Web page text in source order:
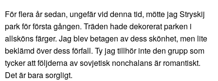
För flera år sedan, ungefär vid denna tid, mötte jag Stryskij
park för första gången. Träden hade dekorerat parken i
allsköns färger. Jag blev betagen av dess skönhet, men lite
beklämd över dess förfall. Ty jag tillhör inte den grupp som
tycker att följderna av sovjetisk nonchalans är romantiskt.
Det är bara sorgligt.